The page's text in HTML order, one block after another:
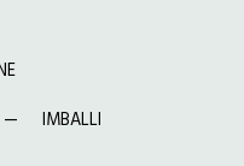
IMBALLI